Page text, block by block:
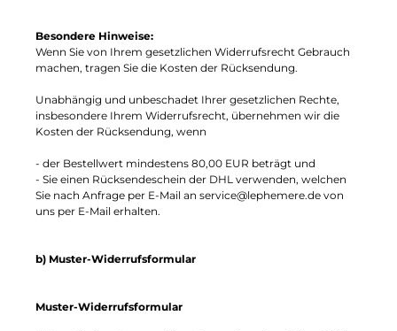
Besondere Hinweise:
Wenn Sie von Ihrem gesetzlichen Widerrufsrecht Gebrauch
machen, tragen Sie die Kosten der Rücksendung.
Unabhängig und unbeschadet Ihrer gesetzlichen Rechte,
insbesondere Ihrem Widerrufsrecht, übernehmen wir die
Kosten der Rücksendung, wenn
- der Bestellwert mindestens 80,00 EUR beträgt und
- Sie einen Rücksendeschein der DHL verwenden, welchen
Sie nach Anfrage per E-Mail an service@lephemere.de von
uns per E-Mail erhalten.
b) Muster-Widerrufsformular
Muster-Widerrufsformular